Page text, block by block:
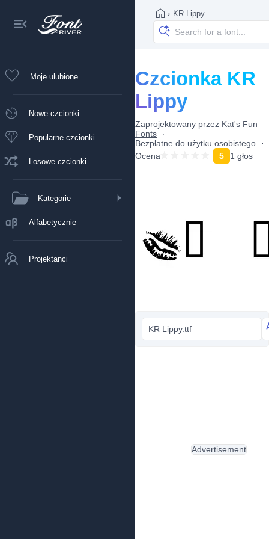
Moje ulubione
Nowe czcionki
Popularne czcionki
Losowe czcionki
Kategorie
Alfabetycznie
Projektanci
› KR Lippy
Czcionka KR
Lippy
Zaprojektowany przez Kat's Fun
Fonts
Bezpłatne do użytku osobistego
Ocena
5 1 głos
KR Lippy.ttf
Advertisement